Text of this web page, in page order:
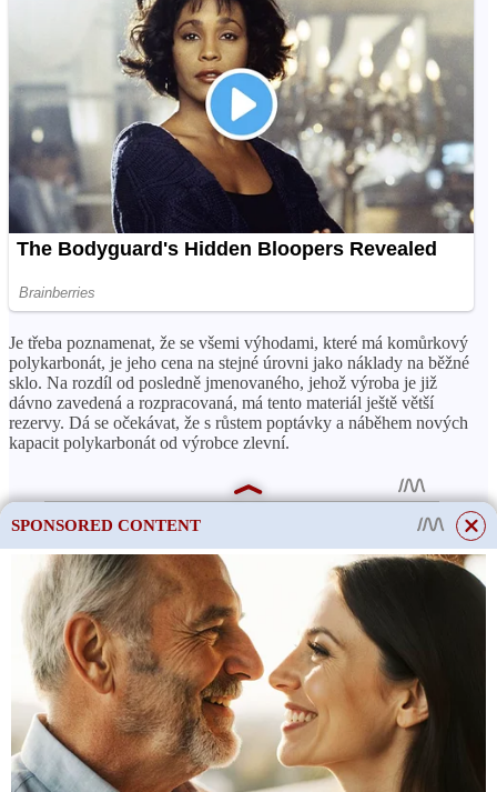
Je třeba poznamenat, že se všemi výhodami, které má komůrkový
polykarbonát, je jeho cena na stejné úrovni jako náklady na běžné
sklo. Na rozdíl od posledně jmenovaného, ​​jehož výroba je již
dávno zavedená a rozpracovaná, má tento materiál ještě větší
rezervy. Dá se očekávat, že s růstem poptávky a náběhem nových
kapacit polykarbonát od výrobce zlevní.
SPONSORED CONTENT